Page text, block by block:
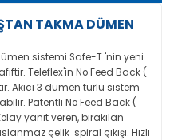
TAKMA DÜMEN
sistemi Safe-T 'nin yeni
Teleflex'in No Feed Back (
Akıcı 3 dümen turlu sistem
Patentli No Feed Back (
yanıt veren, bırakılan
çelik spiral çıkışı. Hızlı